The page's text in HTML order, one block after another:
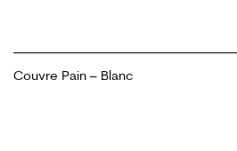
Couvre Pain – Blanc